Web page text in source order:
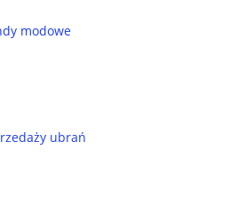
modowe
ubrań